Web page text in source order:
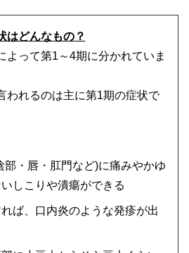
はどんなもの？
よって第1～4期に分かれていま
われるのは主に第1期の症状で
部・唇・肛門など)に痛みやかゆ
しこりや潰瘍ができる
ば、口内炎のような発疹が出